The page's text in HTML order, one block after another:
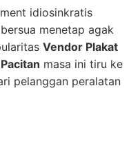
idiosinkratis
menetap agak
Vendor Plakat
masa ini tiru ke
pelanggan peralatan